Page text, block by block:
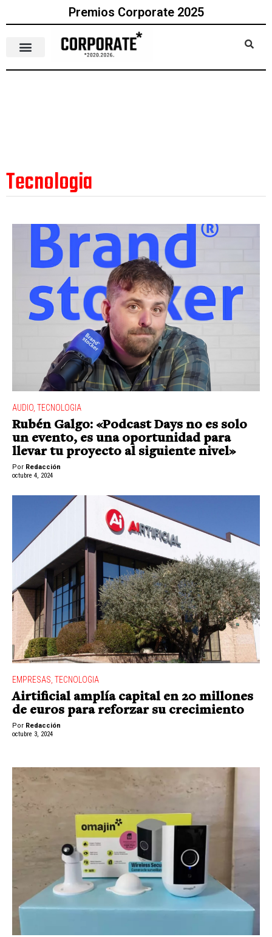
Premios Corporate 2025
Tecnologia
AUDIO TECNOLOGIA
Rubén Galgo: «Podcast Days no es solo
un evento, es una oportunidad para
llevar tu proyecto al siguiente nivel»
Por Redacción
octubre 4, 2024
EMPRESAS TECNOLOGIA
Airtificial amplía capital en 20 millones
de euros para reforzar su crecimiento
Por Redacción
octubre 3, 2024